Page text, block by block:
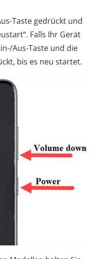
Taste gedrückt und
Falls Ihr Gerät
Aus-Taste und die
bis es neu startet.